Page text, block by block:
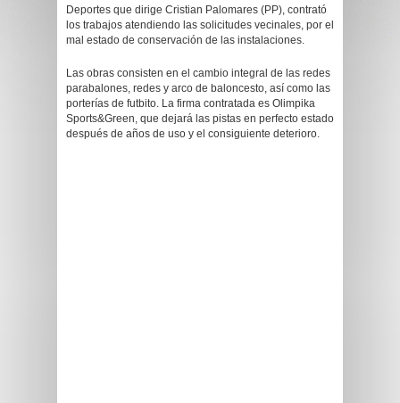
Deportes que dirige Cristian Palomares (PP), contrató
los trabajos atendiendo las solicitudes vecinales, por el
mal estado de conservación de las instalaciones.
Las obras consisten en el cambio integral de las redes
parabalones, redes y arco de baloncesto, así como las
porterías de futbito. La firma contratada es Olimpika
Sports&Green, que dejará las pistas en perfecto estado
después de años de uso y el consiguiente deterioro.